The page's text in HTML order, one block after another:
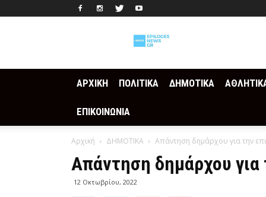
ΑΡΧΙΚΗ ΠΟΛΙΤΙΚΑ ΔΗΜΟΤΙΚΑ
ΕΠΙΚΟΙΝΩΝΙΑ
Αρχική ΔΗΜΟΤΙΚΑ Απάντηση δημάρχου για την
Απάντηση δημάρχου για
12 Οκτωβρίου, 2022